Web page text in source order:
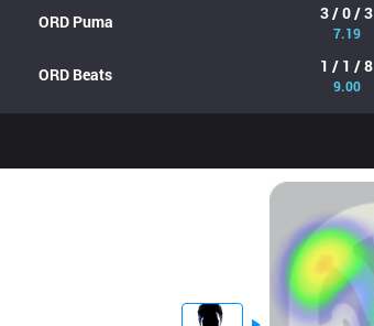
ORD Puma 3 / 0 / 3
7.19
ORD Beats 1 / 1 / 8
9.00